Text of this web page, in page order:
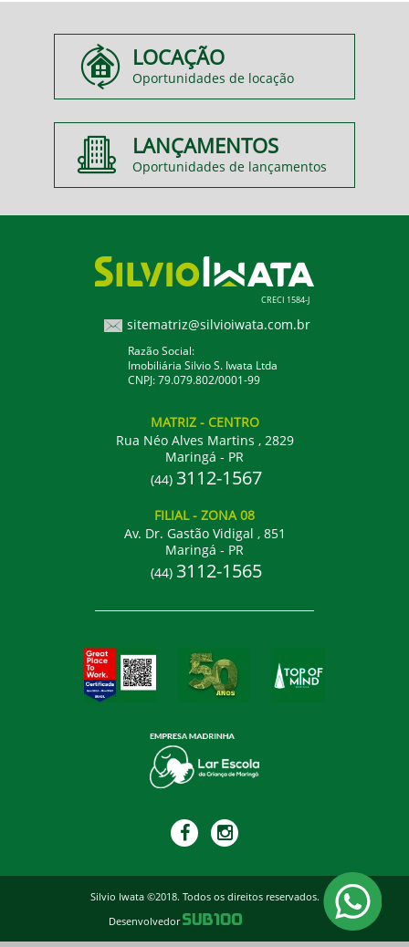
LOCAÇÃO
Oportunidades de locação
LANÇAMENTOS
Oportunidades de lançamentos
CRECI 1584-J
sitematriz@silvioiwata.com.br
Razão Social:
Imobiliária Silvio S. Iwata Ltda
CNPJ: 79.079.802/0001-99
MATRIZ - CENTRO
Rua Néo Alves Martins , 2829
Maringá - PR
(44) 3112-1567
FILIAL- ZONA 08
Av. Dr. Gastão Vidigal , 851
Maringá - PR
(44) 3112-1565
Silvio Iwata ©2018. Todos os direitos reservados.
Desenvolvedor